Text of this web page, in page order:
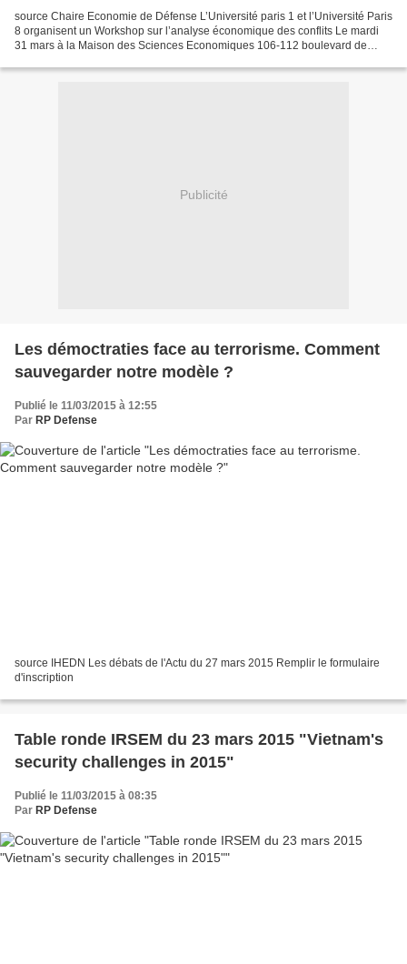
source Chaire Economie de Défense L’Université paris 1 et l’Université Paris
8 organisent un Workshop sur l’analyse économique des conflits Le mardi
31 mars à la Maison des Sciences Economiques 106-112 boulevard de
Publicité
Les démoctraties face au terrorisme. Comment
sauvegarder notre modèle ?
Publié le 11/03/2015 à 12:55
Par RP Defense
source IHEDN Les débats de l'Actu du 27 mars 2015 Remplir le formulaire
d'inscription
Table ronde IRSEM du 23 mars 2015 "Vietnam's
security challenges in 2015"
Publié le 11/03/2015 à 08:35
Par RP Defense